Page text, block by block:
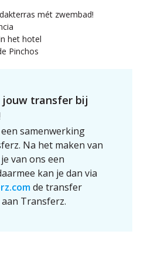
mét zwembad!
het hotel
Pinchos
jouw transfer bij
samenwerking
Na het maken van
van ons een
kan je dan via
de transfer
Transferz.